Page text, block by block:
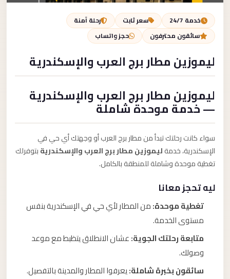
احجز الآن خدمة 24/7 سعر ثابت
رحلة آمنة
سائقون محترفون
حجز واتساب
ليموزين مطار برج العرب والإسكندرية
ليموزين مطار برج العرب والإسكندرية
— خدمة موحدة شاملة
سواء كانت رحلتك تبدأ من مطار برج العرب أو وجهتك أي حي في
الإسكندرية، خدمةليموزين مطار برج العرب والإسكندريةبتوفرلك
تغطية موحدة وشاملة للمنطقة بالكامل.
ليه تحجز معانا
تغطية موحدة:من المطار لأي حي في الإسكندرية بنفس
مستوى الخدمة.
متابعة رحلتك الجوية:عشان الانطلاق يتظبط مع موعد
وصولك.
سائقون بخبرة شاملة:يعرفوا المطار والمدينة بالتفصيل.